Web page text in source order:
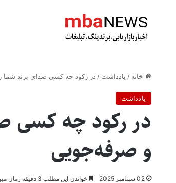
خانه / یادداشت / در رکود چه کسی صدای برند شما
یادداشت
در رکود چه کسی
و صرفه‌جویی
02 سپتامبر 2025 خواندن این مطلب 3 دقیقه زمان میبرد